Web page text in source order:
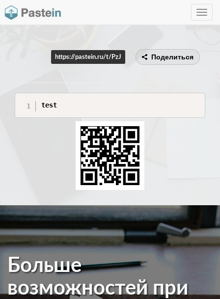
Toggle
https://pastein.ru/t/PzJ Поделиться
test
Больше
возможностей при